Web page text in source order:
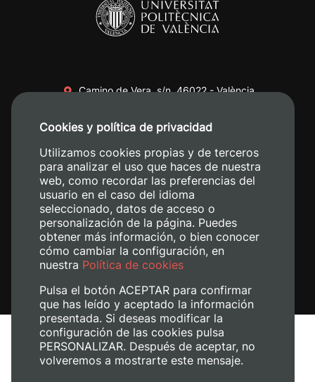
Camino de Vera, s/n. 46022 - València
+34 620 04 00 50
Aviso legal
Política de cookies
Cookies y política de privacidad
Utilizamos cookies propias y de terceros
para analizar el uso que haces de nuestra
web, como recordar las preferencias del
usuario en el caso del idioma
seleccionado, datos de acceso o
personalización de la página. Puedes
obtener más información, o bien conocer
cómo cambiar la configuración, en
nuestra Política de cookies
Pulsa el botón ACEPTAR para confirmar
que has leído y aceptado la información
presentada. Si deseas modificar la
configuración de las cookies pulsa
PERSONALIZAR. Después de aceptar, no
volveremos a mostrarte este mensaje.